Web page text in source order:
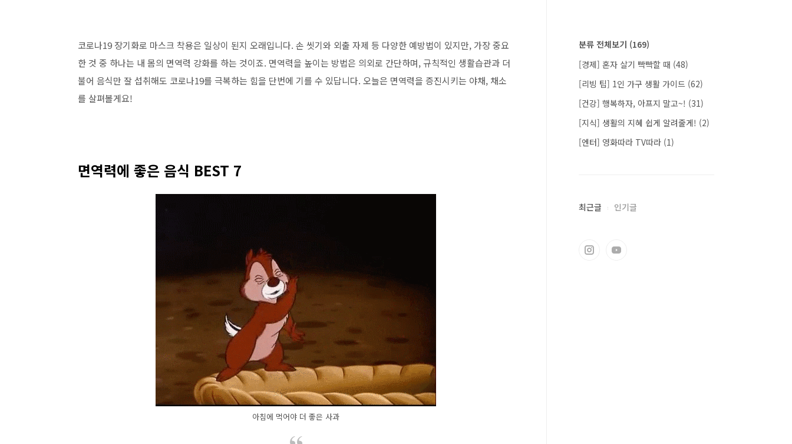
코로나19 장기화로 마스크 착용은 일상이 된지 오래입니다. 손 씻기와 외출 자제 등 다양한 예방법이 있지만, 가장 중요
한 것 중 하나는 내 몸의 면역력 강화를 하는 것이죠. 면역력을 높이는 방법은 의외로 간단하며, 규칙적인 생활습관과 더
불어 음식만 잘 섭취해도 코로나19를 극복하는 힘을 단번에 기를 수 있답니다. 오늘은 면역력을 증진시키는 야채, 채소
를 살펴볼게요!
면역력에 좋은 음식 BEST 7
아침에 먹어야 더 좋은 사과
분류 전체보기 (169)
[경제] 혼자 살기 빡빡할 때 (48)
[리빙 팁] 1인 가구 생활 가이드 (62)
[건강] 행복하자, 아프지 말고~! (31)
[지식] 생활의 지혜 쉽게 알려줄게! (2)
[엔터] 영화따라 TV따라 (1)
최근글 인기글